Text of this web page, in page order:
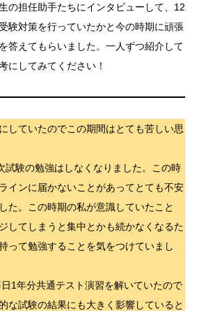
の担任助手たちにインタビューして、12
験対策を行っていたかと今の時期に頑張
答えてもらいました。一人ずつ紹介して
にしてみてください！
していたのでこの期間はとても苦しい思
試験の勉強はしなくなりました。この時
インに届かないことがあってとても不安
た。この時期の私が意識していたこと
してしまうと集中とかも続かなくなるた
って勉強することを気をつけていまし
1年分共通テスト演習を解いていたので
な試験の結果にも大きく影響していると